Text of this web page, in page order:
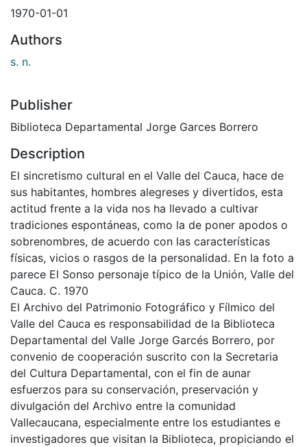
1970-01-01
Authors
s. n.
Publisher
Biblioteca Departamental Jorge Garces Borrero
Description
El sincretismo cultural en el Valle del Cauca, hace de
sus habitantes, hombres alegreses y divertidos, esta
actitud frente a la vida nos ha llevado a cultivar
tradiciones espontáneas, como la de poner apodos o
sobrenombres, de acuerdo con las características
físicas, vicios o rasgos de la personalidad. En la foto a
parece El Sonso personaje típico de la Unión, Valle del
Cauca. C. 1970
El Archivo del Patrimonio Fotográfico y Fílmico del
Valle del Cauca es responsabilidad de la Biblioteca
Departamental del Valle Jorge Garcés Borrero, por
convenio de cooperación suscrito con la Secretaria
del Cultura Departamental, con el fin de aunar
esfuerzos para su conservación, preservación y
divulgación del Archivo entre la comunidad
Vallecaucana, especialmente entre los estudiantes e
investigadores que visitan la Biblioteca, propiciando el